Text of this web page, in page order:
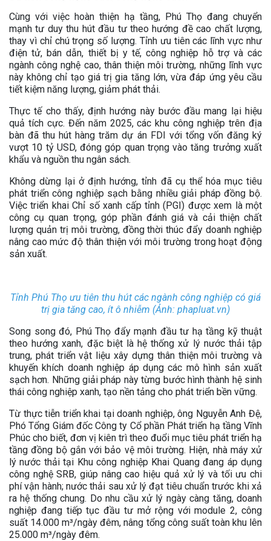
Cùng với việc hoàn thiện hạ tầng, Phú Thọ đang chuyển
mạnh tư duy thu hút đầu tư theo hướng đề cao chất lượng,
thay vì chỉ chú trọng số lượng. Tỉnh ưu tiên các lĩnh vực như
điện tử, bán dẫn, thiết bị y tế, công nghiệp hỗ trợ và các
ngành công nghệ cao, thân thiện môi trường, những lĩnh vực
này không chỉ tạo giá trị gia tăng lớn, vừa đáp ứng yêu cầu
tiết kiệm năng lượng, giảm phát thải.
Thực tế cho thấy, định hướng này bước đầu mang lại hiệu
quả tích cực. Đến năm 2025, các khu công nghiệp trên địa
bàn đã thu hút hàng trăm dự án FDI với tổng vốn đăng ký
vượt 10 tỷ USD, đóng góp quan trọng vào tăng trưởng xuất
khẩu và nguồn thu ngân sách.
Không dừng lại ở định hướng, tỉnh đã cụ thể hóa mục tiêu
phát triển công nghiệp sạch bằng nhiều giải pháp đồng bộ.
Việc triển khai Chỉ số xanh cấp tỉnh (PGI) được xem là một
công cụ quan trọng, góp phần đánh giá và cải thiện chất
lượng quản trị môi trường, đồng thời thúc đẩy doanh nghiệp
nâng cao mức độ thân thiện với môi trường trong hoạt động
sản xuất.
Tỉnh Phú Thọ ưu tiên thu hút các ngành công nghiệp có giá
trị gia tăng cao, ít ô nhiễm (Ảnh: phapluat.vn)
Song song đó, Phú Thọ đẩy mạnh đầu tư hạ tầng kỹ thuật
theo hướng xanh, đặc biệt là hệ thống xử lý nước thải tập
trung, phát triển vật liệu xây dựng thân thiện môi trường và
khuyến khích doanh nghiệp áp dụng các mô hình sản xuất
sạch hơn. Những giải pháp này từng bước hình thành hệ sinh
thái công nghiệp xanh, tạo nền tảng cho phát triển bền vững.
Từ thực tiễn triển khai tại doanh nghiệp, ông Nguyễn Anh Đệ,
Phó Tổng Giám đốc Công ty Cổ phần Phát triển hạ tầng Vĩnh
Phúc cho biết, đơn vị kiên trì theo đuổi mục tiêu phát triển hạ
tầng đồng bộ gắn với bảo vệ môi trường. Hiện, nhà máy xử
lý nước thải tại Khu công nghiệp Khai Quang đang áp dụng
công nghệ SRB, giúp nâng cao hiệu quả xử lý và tối ưu chi
phí vận hành; nước thải sau xử lý đạt tiêu chuẩn trước khi xả
ra hệ thống chung. Do nhu cầu xử lý ngày càng tăng, doanh
nghiệp đang tiếp tục đầu tư mở rộng với module 2, công
suất 14.000 m³/ngày đêm, nâng tổng công suất toàn khu lên
25.000 m³/ngày đêm.